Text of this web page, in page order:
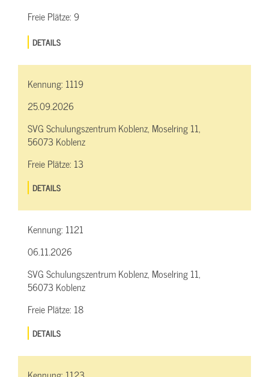
Freie Plätze: 9
DETAILS
Kennung: 1119
25.09.2026
SVG Schulungszentrum Koblenz, Moselring 11,
56073 Koblenz
Freie Plätze: 13
DETAILS
Kennung: 1121
06.11.2026
SVG Schulungszentrum Koblenz, Moselring 11,
56073 Koblenz
Freie Plätze: 18
DETAILS